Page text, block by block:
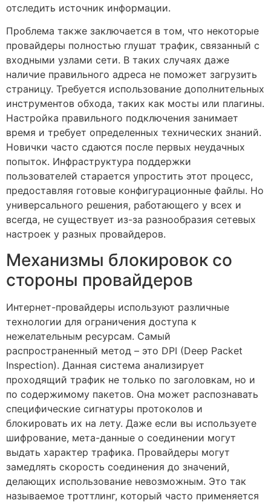
отследить источник информации.
Проблема также заключается в том, что некоторые
провайдеры полностью глушат трафик, связанный с
входными узлами сети. В таких случаях даже
наличие правильного адреса не поможет загрузить
страницу. Требуется использование дополнительных
инструментов обхода, таких как мосты или плагины.
Настройка правильного подключения занимает
время и требует определенных технических знаний.
Новички часто сдаются после первых неудачных
попыток. Инфраструктура поддержки
пользователей старается упростить этот процесс,
предоставляя готовые конфигурационные файлы. Но
универсального решения, работающего у всех и
всегда, не существует из-за разнообразия сетевых
настроек у разных провайдеров.
Механизмы блокировок со
стороны провайдеров
Интернет-провайдеры используют различные
технологии для ограничения доступа к
нежелательным ресурсам. Самый
распространенный метод – это DPI (Deep Packet
Inspection). Данная система анализирует
проходящий трафик не только по заголовкам, но и
по содержимому пакетов. Она может распознавать
специфические сигнатуры протоколов и
блокировать их на лету. Даже если вы используете
шифрование, мета-данные о соединении могут
выдать характер трафика. Провайдеры могут
замедлять скорость соединения до значений,
делающих использование невозможным. Это так
называемое троттлинг, который часто применяется